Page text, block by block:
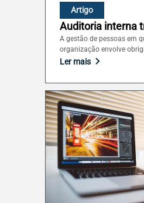
Artigo
Auditoria interna
A gestão de pessoas em
organização envolve
Ler mais